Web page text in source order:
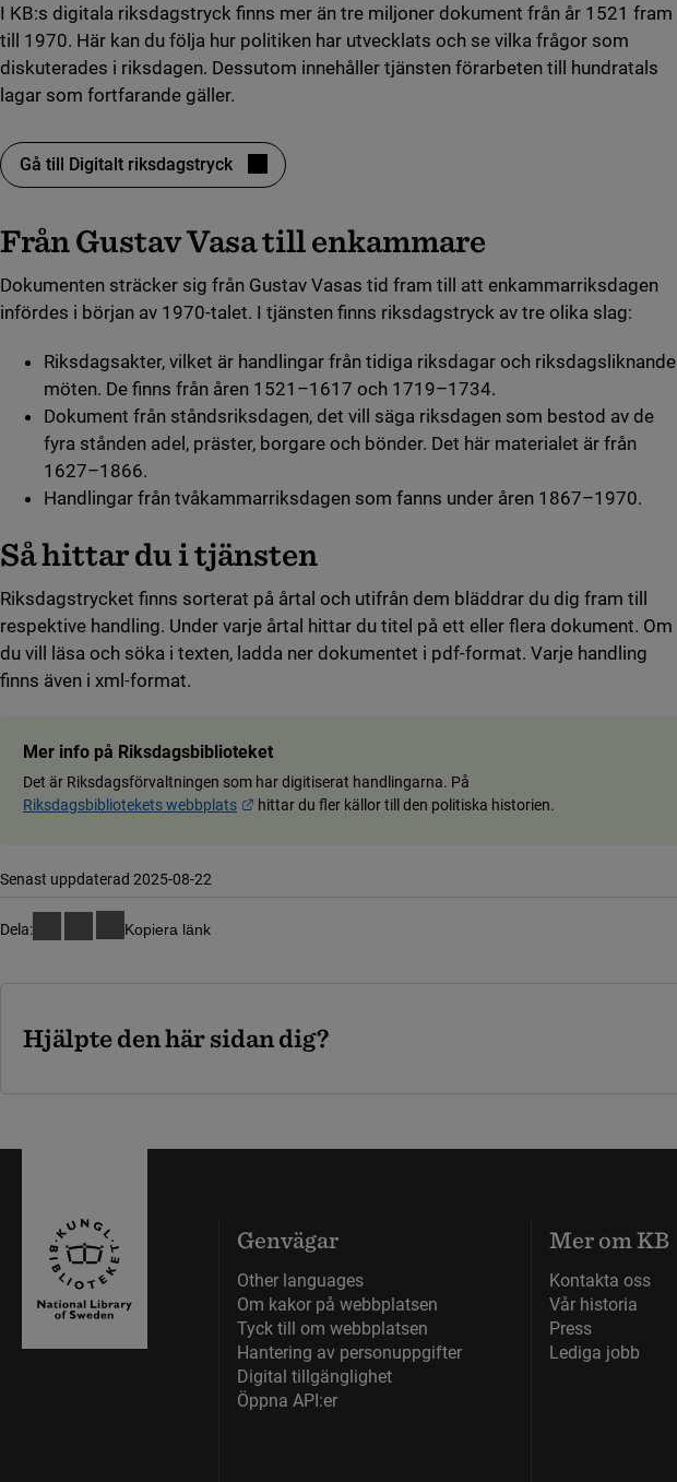
I KB:s digitala riksdagstryck finns mer än tre miljoner dokument från år 1521 fram
till 1970. Här kan du följa hur politiken har utvecklats och se vilka frågor som
diskuterades i riksdagen. Dessutom innehåller tjänsten förarbeten till hundratals
lagar som fortfarande gäller.
Gå till Digitalt riksdagstryck
(länk till annan webbplats, öppnas i nytt fönster)
Från Gustav Vasa till enkammare
Dokumenten sträcker sig från Gustav Vasas tid fram till att enkammarriksdagen
infördes i början av 1970-talet. I tjänsten finns riksdagstryck av tre olika slag:
Riksdagsakter, vilket är handlingar från tidiga riksdagar och riksdagsliknande
möten. De finns från åren 1521–1617 och 1719–1734.
Dokument från ståndsriksdagen, det vill säga riksdagen som bestod av de
fyra stånden adel, präster, borgare och bönder. Det här materialet är från
1627–1866.
Handlingar från tvåkammarriksdagen som fanns under åren 1867–1970.
Så hittar du i tjänsten
Riksdagstrycket finns sorterat på årtal och utifrån dem bläddrar du dig fram till
respektive handling. Under varje årtal hittar du titel på ett eller flera dokument. Om
du vill läsa och söka i texten, ladda ner dokumentet i pdf-format. Varje handling
finns även i xml-format.
Mer info på Riksdagsbiblioteket
Det är Riksdagsförvaltningen som har digitiserat handlingarna. På
Riksdagsbibliotekets webbplats
Länk till annan webbplats.
hittar du fler källor till den politiska historien.
Senast uppdaterad 2025-08-22
Dela: Kopiera länk
Hjälpte den här sidan dig?
Genvägar
Other languages
Om kakor på webbplatsen
Tyck till om webbplatsen
Hantering av personuppgifter
Digital tillgänglighet
Öppna API:er
Mer om KB
Kontakta oss
Vår historia
Press
Lediga jobb